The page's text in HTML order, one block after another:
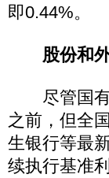
即0.44%。
股份和
尽管国有
之前，但全
生银行等最
续执行基准